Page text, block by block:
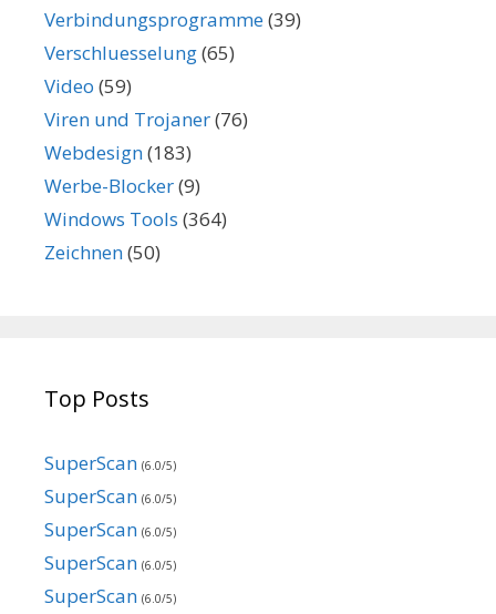
Verbindungsprogramme(39)
Verschluesselung(65)
Video (59)
Viren und Trojaner(76)
Webdesign(183)
Werbe-Blocker(9)
Windows Tools (364)
Zeichnen(50)
Top Posts
SuperScan (6.0/5)
SuperScan (6.0/5)
SuperScan (6.0/5)
SuperScan (6.0/5)
SuperScan (6.0/5)